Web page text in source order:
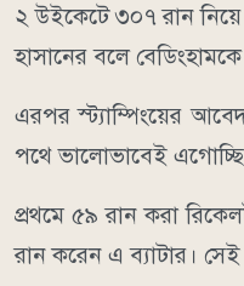
২ উইকেটে ৩০৭ রান নিয়ে
হাসানের বলে
এরপর স্ট্যাম্পিংয়ের
পথে ভালোভাবেই
প্রথমে ৫৯ রান করা
রান করেন এ ব্যাটার।